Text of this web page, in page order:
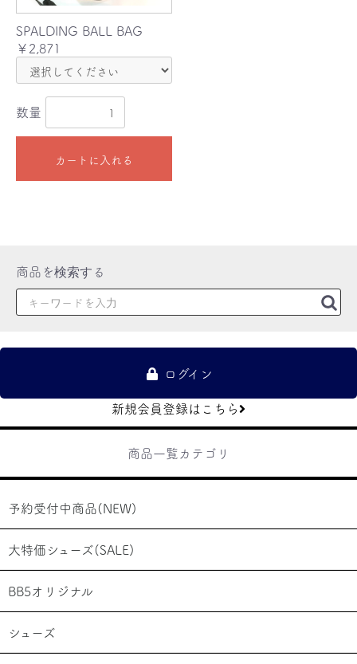
ログイン
新規会員登録はこちら
商品一覧カテゴリ
予約受付中商品(NEW)
大特価シューズ(SALE)
BB5オリジナル
シューズ
SPALDING BALL BAG
￥2,871
数量
カートに入れる